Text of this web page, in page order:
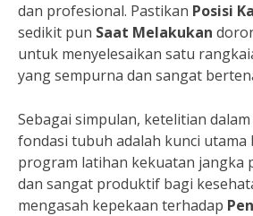
dan profesional. Pastikan Posisi
sedikit pun Saat Melakukan
untuk menyelesaikan satu
yang sempurna dan sangat
Sebagai simpulan, ketelitian
fondasi tubuh adalah kunci utama
program latihan kekuatan jangka
dan sangat produktif bagi
mengasah kepekaan terhadap